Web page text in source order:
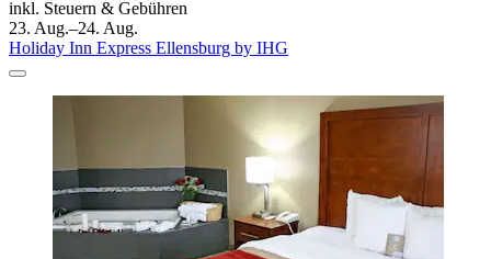
inkl. Steuern & Gebühren
23. Aug.–24. Aug.
Holiday Inn Express Ellensburg by IHG